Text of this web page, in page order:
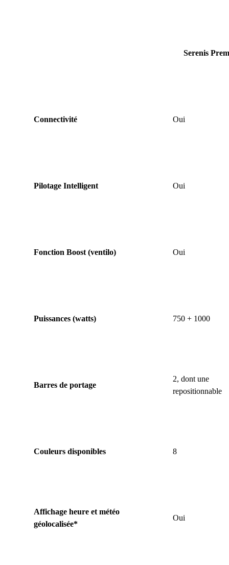
Serenis
Connectivité Oui
Pilotage Intelligent Oui
Fonction Boost (ventilo) Oui
Puissances (watts) 750 + 1000
Barres de portage
2, dont une
repositionnable
Couleurs disponibles 8
Affichage heure et météo
géolocalisée*
Oui